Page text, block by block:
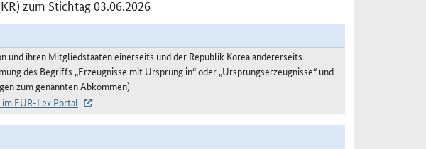
zum Stichtag 03.06.2026
und ihren Mitgliedstaaten einerseits und der Republik Korea andererseits
des Begriffs „Erzeugnisse mit Ursprung in“ oder „Ursprungserzeugnisse“ und
zum genannten Abkommen)
EUR-Lex Portal